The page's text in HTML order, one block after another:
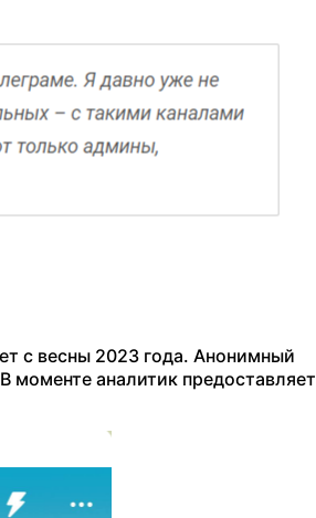
с весны 2023 года. Анонимный
моменте аналитик предоставляет